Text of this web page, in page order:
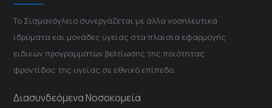
Το Σισμανόγλειο συνεργάζεται με άλλα νοσηλευτικά
ιδρύματα και μονάδες υγείας στα πλαίσια εφαρμογής
ειδικών προγραμμάτων βελτίωσης της ποιότητας
φροντίδας της υγείας σε εθνικό επίπεδο.
Διασυνδεόμενα Νοσοκομεία